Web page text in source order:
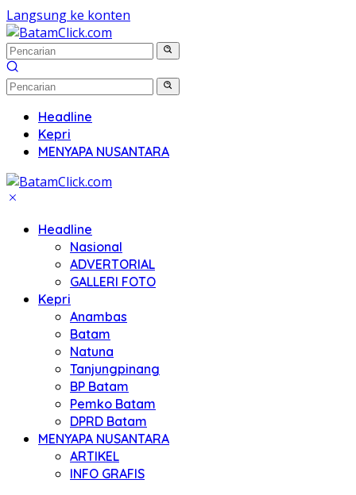
Langsung ke konten
Headline
Kepri
MENYAPA NUSANTARA
Headline
Nasional
ADVERTORIAL
GALLERI FOTO
Kepri
Anambas
Batam
Natuna
Tanjungpinang
BP Batam
Pemko Batam
DPRD Batam
MENYAPA NUSANTARA
ARTIKEL
INFO GRAFIS